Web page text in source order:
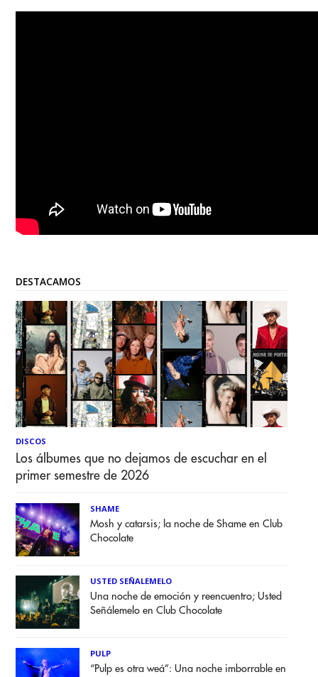
DESTACAMOS
DISCOS
Los álbumes que no dejamos de escuchar en el
primer semestre de 2026
SHAME
Mosh y catarsis; la noche de Shame en Club
Chocolate
USTED SEÑALEMELO
Una noche de emoción y reencuentro; Usted
Señálemelo en Club Chocolate
PULP
“Pulp es otra weá”: Una noche imborrable en